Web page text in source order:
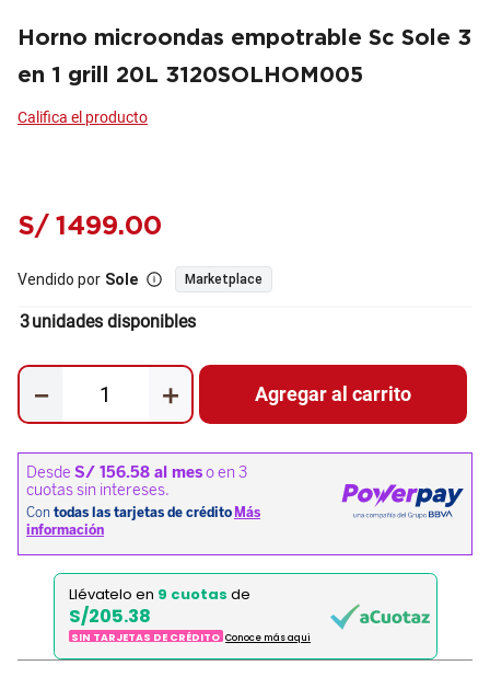
Horno microondas empotrable Sc Sole 3
en 1 grill 20L 3120SOLHOM005
S/ 1499.00
Vendido por Sole Marketplace
3unidades disponibles
＋
－ Agregar al carrito
Llévatelo en 9 cuotas de
S/205.38
SIN TARJETAS DE CRÉDITO Conoce más aqui
4. apple